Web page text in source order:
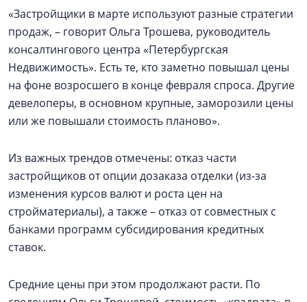
«Застройщики в марте используют разные стратегии
продаж, – говорит Ольга Трошева, руководитель
консалтингового центра «Петербургская
Недвижимость». Есть те, кто заметно повышал цены
на фоне возросшего в конце февраля спроса. Другие
девелоперы, в основном крупные, заморозили цены
или же повышали стоимость планово».
Из важных трендов отмечены: отказ части
застройщиков от опции дозаказа отделки (из-за
изменения курсов валют и роста цен на
стройматериалы), а также – отказ от совместных с
банками программ субсидирования кредитных
ставок.
Средние цены при этом продолжают расти. По